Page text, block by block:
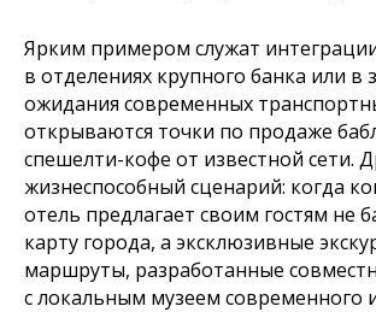
Ярким примером служат
в отделениях крупного банка или в
ожидания современных
открываются точки по продаже
спешелти-кофе от известной сети.
жизнеспособный сценарий: когда
отель предлагает своим гостям не
карту города, а эксклюзивные
маршруты, разработанные
с локальным музеем современного